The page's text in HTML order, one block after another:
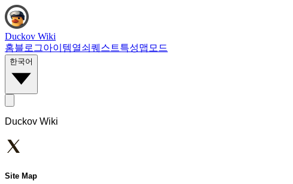
Duckov Wiki
홈블로그아이템열쇠 퀘스트특성맵 모드
한국어
Duckov Wiki
Site Map